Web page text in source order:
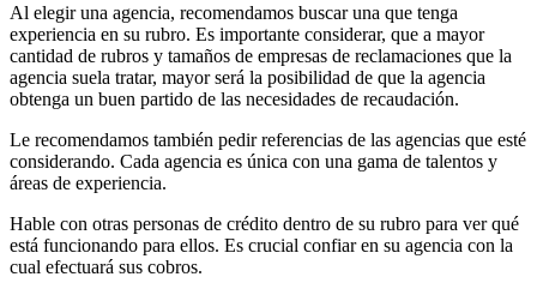
Al elegir una agencia, recomendamos buscar una que tenga
experiencia en su rubro. Es importante considerar, que a mayor
cantidad de rubros y tamaños de empresas de reclamaciones que la
agencia suela tratar, mayor será la posibilidad de que la agencia
obtenga un buen partido de las necesidades de recaudación.
Le recomendamos también pedir referencias de las agencias que esté
considerando. Cada agencia es única con una gama de talentos y
áreas de experiencia.
Hable con otras personas de crédito dentro de su rubro para ver qué
está funcionando para ellos. Es crucial confiar en su agencia con la
cual efectuará sus cobros.